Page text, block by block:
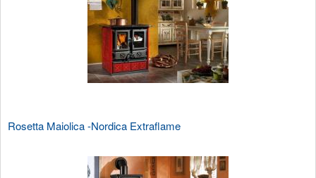
Rosetta Maiolica -Nordica Extraflame